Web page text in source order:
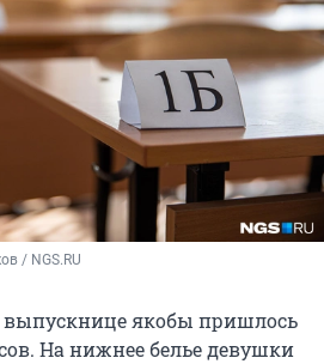
/ NGS.RU
выпускнице якобы пришлось
На нижнее белье девушки